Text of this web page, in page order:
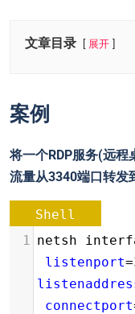
文章目录 展开
案例
将一个RDP服务(远
流量从3340端口转发
Shell
1 netsh
listenport=
connectport